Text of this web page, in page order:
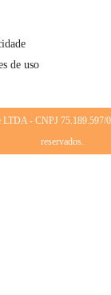
de uso
LTDA - CNPJ 75.189.597/
reservados.